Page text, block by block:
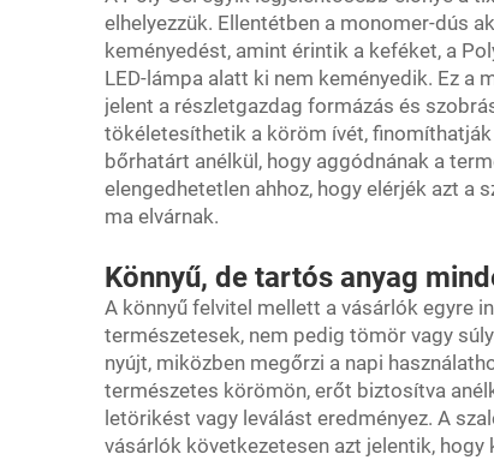
elhelyezzük. Ellentétben a monomer-dús
keményedést, amint érintik a keféket, a
LED-lámpa alatt ki nem keményedik. Ez
jelent a részletgazdag formázás és
tökéletesíthetik a köröm ívét,
bőrhatárt anélkül, hogy aggódnának a
elengedhetetlen ahhoz, hogy elérjék azt a
ma elvárnak.
Könnyű, de tartós anyag
A könnyű felvitel mellett a vásárlók egyre
természetesek, nem pedig tömör vagy
nyújt, miközben megőrzi a napi
természetes körömön, erőt biztosítva
letörikést vagy leválást eredményez. A
vásárlók következetesen azt jelentik,